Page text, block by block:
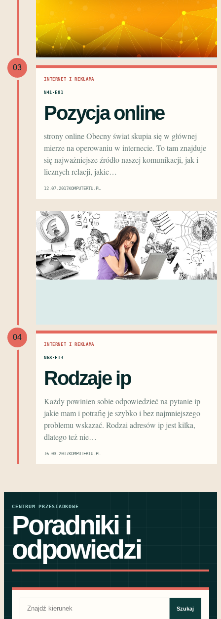
03
INTERNET I REKLAMA
N41·E81
Pozycja online
strony online Obecny świat skupia się w głównej
mierze na operowaniu w internecie. To tam znajduje
się najważniejsze źródło naszej komunikacji, jak i
licznych relacji, jakie…
12.07.2017KOMPUTERTU.PL
04
INTERNET I REKLAMA
N68·E13
Rodzaje ip
Każdy powinien sobie odpowiedzieć na pytanie ip
jakie mam i potrafię je szybko i bez najmniejszego
problemu wskazać. Rodzai adresów ip jest kilka,
dlatego też nie…
16.03.2017KOMPUTERTU.PL
CENTRUM PRZESIADKOWE
Poradniki i
odpowiedzi
Szukaj